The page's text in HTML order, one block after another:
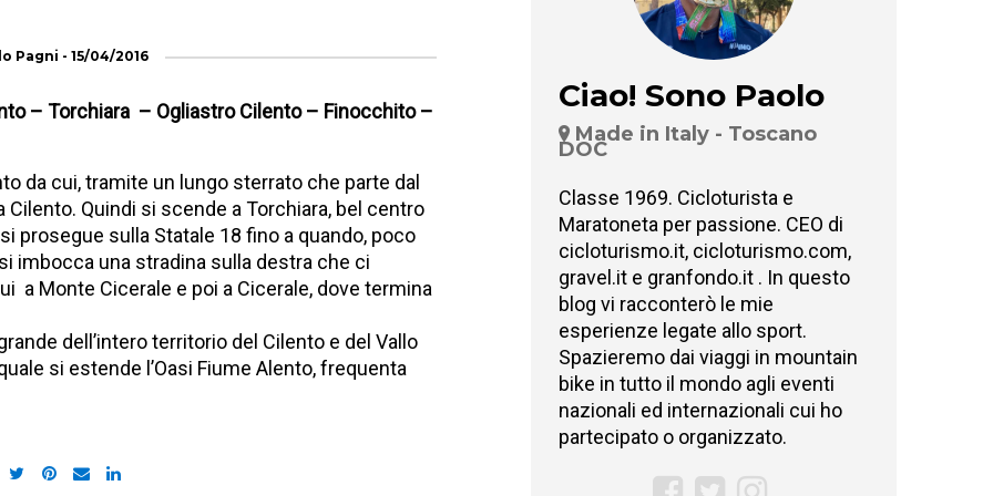
Pagni - 15/04/2016
– Torchiara – Ogliastro Cilento – Finocchito –
da cui, tramite un lungo sterrato che parte dal
Cilento. Quindi si scende a Torchiara, bel centro
prosegue sulla Statale 18 fino a quando, poco
imbocca una stradina sulla destra che ci
a Monte Cicerale e poi a Cicerale, dove termina
dell’intero territorio del Cilento e del Vallo
si estende l’Oasi Fiume Alento, frequenta
Ciao! Sono Paolo
Made in Italy - Toscano
DOC
Classe 1969. Cicloturista e
Maratoneta per passione. CEO di
cicloturismo.it, cicloturismo.com,
gravel.it e granfondo.it . In questo
blog vi racconterò le mie
esperienze legate allo sport.
Spazieremo dai viaggi in mountain
bike in tutto il mondo agli eventi
nazionali ed internazionali cui ho
partecipato o organizzato.